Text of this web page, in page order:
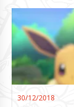
30/12/2018